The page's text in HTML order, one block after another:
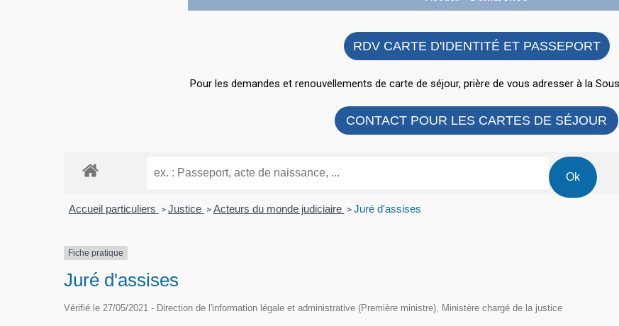
Hit enter to search or ESC to close
RDV CARTE D'IDENTITÉ ET PASSEPORT
Pour les demandes et renouvellements de carte de séjour, prière de vous adresser à la
CONTACT POUR LES CARTES DE SÉJOUR
Accueil particuliers > Justice > Acteurs du monde judiciaire > Juré d'assises
Fiche pratique
Juré d'assises
Vérifié le 27/05/2021 - Direction de l'information légale et administrative (Première ministre), Ministère chargé de la justice